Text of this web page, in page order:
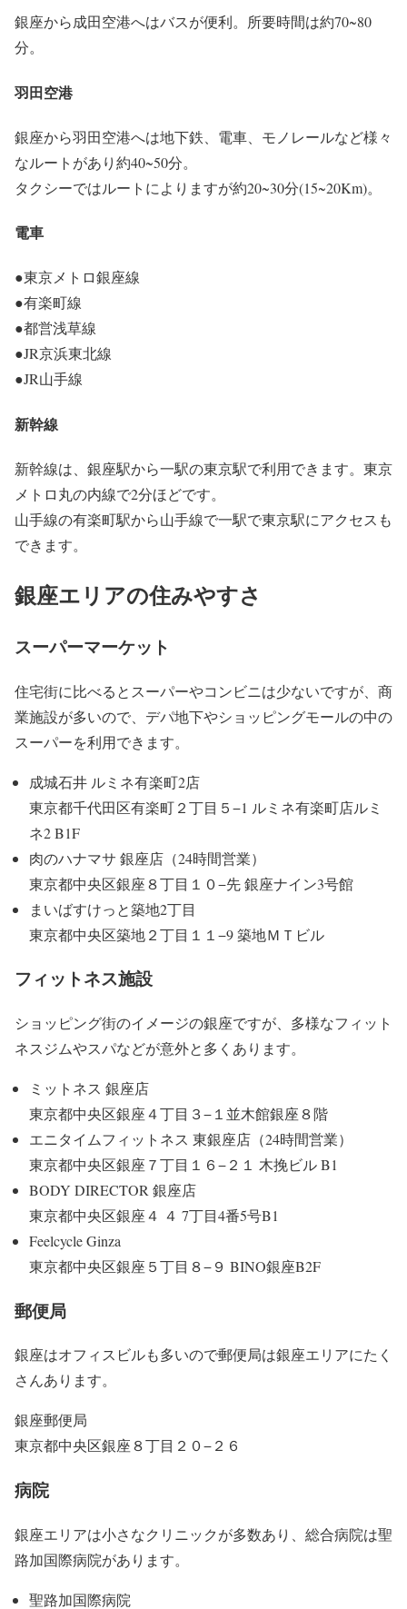
銀座から成田空港へはバスが便利。所要時間は約70~80
分。
羽田空港
銀座から羽田空港へは地下鉄、電車、モノレールなど様々
なルートがあり約40~50分。
タクシーではルートによりますが約20~30分(15~20Km)。
電車
●東京メトロ銀座線
●有楽町線
●都営浅草線
●JR京浜東北線
●JR山手線
新幹線
新幹線は、銀座駅から一駅の東京駅で利用できます。東京
メトロ丸の内線で2分ほどです。
山手線の有楽町駅から山手線で一駅で東京駅にアクセスも
できます。
銀座エリアの住みやすさ
スーパーマーケット
住宅街に比べるとスーパーやコンビニは少ないですが、商
業施設が多いので、デパ地下やショッピングモールの中の
スーパーを利用できます。
成城石井 ルミネ有楽町2店
東京都千代田区有楽町２丁目５−1 ルミネ有楽町店ルミ
ネ2 B1F
肉のハナマサ 銀座店（24時間営業）
東京都中央区銀座８丁目１０−先 銀座ナイン3号館
まいばすけっと築地2丁目
東京都中央区築地２丁目１１−9 築地ＭＴビル
フィットネス施設
ショッピング街のイメージの銀座ですが、多様なフィット
ネスジムやスパなどが意外と多くあります。
ミットネス 銀座店
東京都中央区銀座４丁目３−１並木館銀座８階
エニタイムフィットネス 東銀座店（24時間営業）
東京都中央区銀座７丁目１６−２１ 木挽ビル B1
BODY DIRECTOR 銀座店
東京都中央区銀座４ ４ 7丁目4番5号B1
Feelcycle Ginza
東京都中央区銀座５丁目８−９ BINO銀座B2F
郵便局
銀座はオフィスビルも多いので郵便局は銀座エリアにたく
さんあります。
銀座郵便局
東京都中央区銀座８丁目２０−２６
病院
銀座エリアは小さなクリニックが多数あり、総合病院は聖
路加国際病院があります。
聖路加国際病院